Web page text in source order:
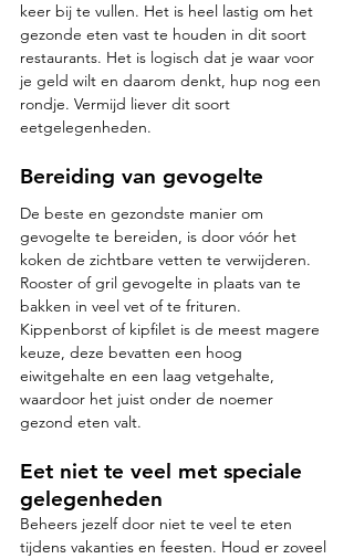
keer bij te vullen. Het is heel lastig om het
gezonde eten vast te houden in dit soort
restaurants. Het is logisch dat je waar voor
je geld wilt en daarom denkt, hup nog een
rondje. Vermijd liever dit soort
eetgelegenheden.
Bereiding van gevogelte
De beste en gezondste manier om
gevogelte te bereiden, is door vóór het
koken de zichtbare vetten te verwijderen.
Rooster of gril gevogelte in plaats van te
bakken in veel vet of te frituren.
Kippenborst of kipfilet is de meest magere
keuze, deze bevatten een hoog
eiwitgehalte en een laag vetgehalte,
waardoor het juist onder de noemer
gezond eten valt.
Eet niet te veel met speciale
gelegenheden
Beheers jezelf door niet te veel te eten
tijdens vakanties en feesten. Houd er zoveel